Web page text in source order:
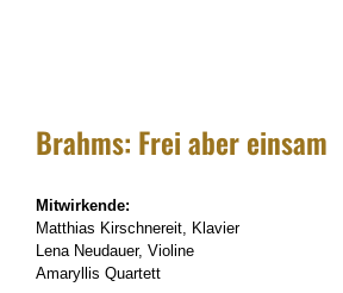
Brahms: Frei aber einsam
Mitwirkende:
Matthias Kirschnereit, Klavier
Lena Neudauer, Violine
Amaryllis Quartett